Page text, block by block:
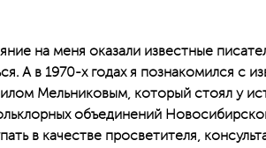
на меня оказали известные
А в 1970-х годах я познакомился с
Мельниковым, который стоял у
объединений
в качестве просветителя,